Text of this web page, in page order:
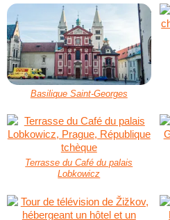
Basilique Saint-Georges
Terrasse du Café du palais
Lobkowicz